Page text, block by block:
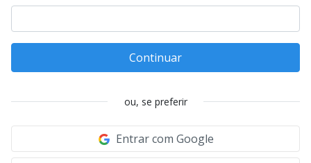
Continuar
ou, se preferir
Entrar com Google